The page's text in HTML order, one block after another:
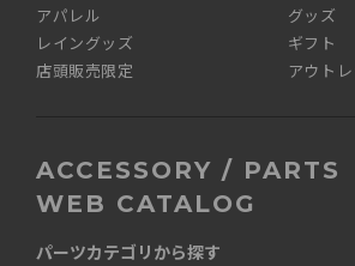
アパレル
グッズ
レイングッズ
ギフト
店頭販売限定
アウトレ
ACCESSORY / PARTS
WEB CATALOG
パーツカテゴリから探す